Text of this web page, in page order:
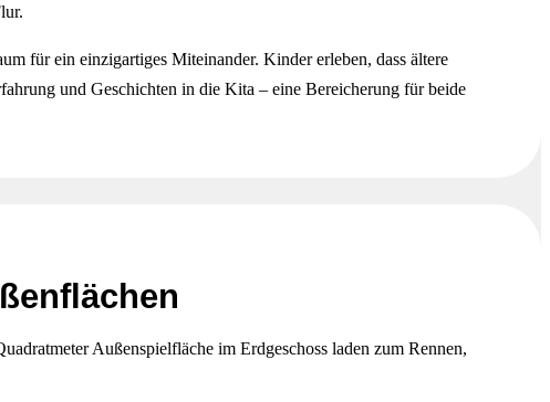
für ein einzigartiges Miteinander. Kinder erleben, dass ältere
und Geschichten in die Kita – eine Bereicherung für beide
Außenspielfläche im Erdgeschoss laden zum Rennen,